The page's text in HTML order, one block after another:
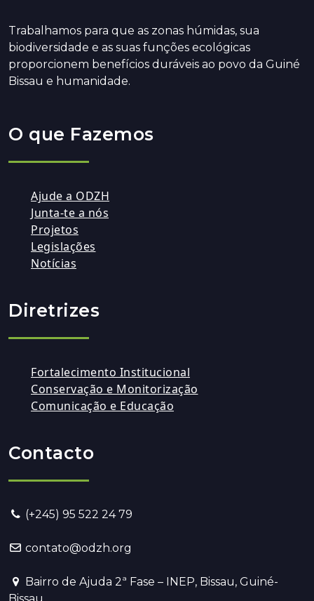
Trabalhamos para que as zonas húmidas, sua
biodiversidade e as suas funções ecológicas
proporcionem benefícios duráveis ao povo da Guiné
Bissau e humanidade.
O que Fazemos
Ajude a ODZH
Junta-te a nós
Projetos
Legislações
Notícias
Diretrizes
Fortalecimento Institucional
Conservação e Monitorização
Comunicação e Educação
Contacto
(+245) 95 522 24 79
contato@odzh.org
Bairro de Ajuda 2ª Fase – INEP, Bissau, Guiné-